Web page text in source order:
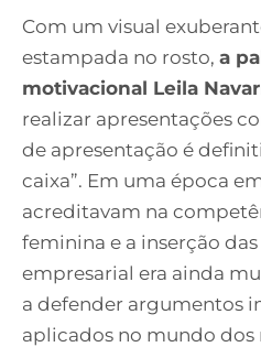
Com um visual
estampada no rosto, a
motivacional Leila
realizar apresentações
de apresentação é
caixa”. Em uma época
acreditavam na
feminina e a inserção
empresarial era ainda
a defender argumentos
aplicados no mundo dos